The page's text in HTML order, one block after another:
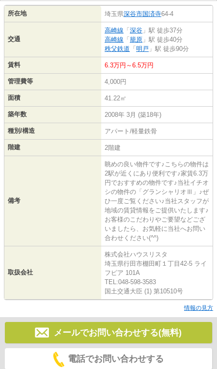
所在地 埼玉県深谷市国済寺64-4
交通
高崎線 「 深谷 」駅 徒歩37分
高崎線 「 籠原 」駅 徒歩40分
秩父鉄道 「 明戸 」駅 徒歩90分
賃料 6.3万円～6.5万円
管理費等 4,000円
面積 41.22㎡
築年数 2008年 3月 (築18年)
種別/構造 アパート/軽量鉄骨
階建 2階建
備考
眺めの良い物件です♪こちらの物件は
2駅が近くにあり便利です♪家賃6.3万
円でおすすめの物件です♪当社イチオ
シの物件の「グランシャリオⅢ」♪ぜ
ひ一度ご覧ください♪当社スタッフが
地域の賃貸情報をご提供いたします♪
お客様のこだわりやご要望などござ
いましたら、お気軽に当社へお問い
合わせください(^^)
取扱会社
株式会社ハウスリスタ
埼玉県行田市棚田町１丁目42-5 ライ
フピア 101A
TEL:048-598-3583
国土交通大臣 (1) 第10510号
情報の見方
メールでお問い合わせする(無料)
電話でお問い合わせする